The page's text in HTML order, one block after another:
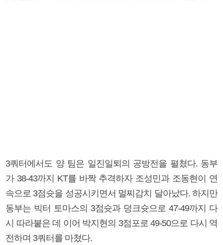
3쿼터에서도 양 팀은 일진일퇴의 공방전을 펼쳤다. 동부
가 38-43까지 KT를 바짝 추격하자 조성민과 조동현이 연
속으로 3점슛을 성공시키면서 멀찌감치 달아났다. 하지만
동부는 빅터 토마스의 3점슛과 덩크슛으로 47-49까지 다
시 따라붙은 데 이어 박지현의 3점포로 49-50으로 다시 역
전하며 3쿼터를 마쳤다.